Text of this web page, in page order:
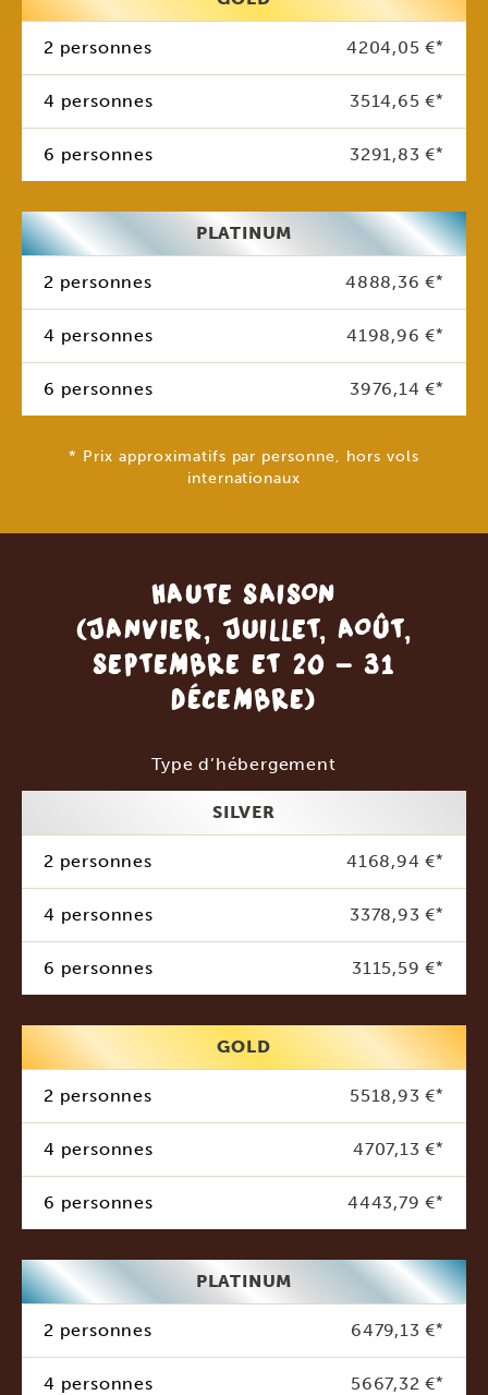
2 personnes 4204,05 €*
4 personnes 3514,65 €*
6 personnes 3291,83 €*
PLATINUM
2 personnes 4888,36 €*
4 personnes 4198,96 €*
6 personnes 3976,14 €*
* Prix approximatifs par personne, hors vols
internationaux
HAUTE SAISON
(JANVIER, JUILLET, AOÛT,
SEPTEMBRE ET 20 - 31
DÉCEMBRE)
Type d’hébergement
SILVER
2 personnes 4168,94 €*
4 personnes 3378,93 €*
6 personnes 3115,59 €*
GOLD
2 personnes 5518,93 €*
4 personnes 4707,13 €*
6 personnes 4443,79 €*
PLATINUM
2 personnes 6479,13 €*
4 personnes 5667,32 €*